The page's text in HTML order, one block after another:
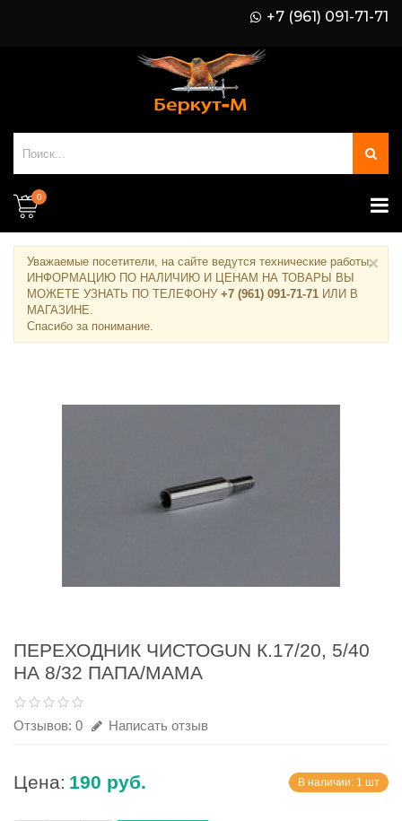
+7 (961) 091-71-71
0
Уважаемые посетители, на сайте ведутся технические работы.
ИНФОРМАЦИЮ ПО НАЛИЧИЮ И ЦЕНАМ НА ТОВАРЫ ВЫ
МОЖЕТЕ УЗНАТЬ ПО ТЕЛЕФОНУ +7 (961) 091-71-71 ИЛИ В
МАГАЗИНЕ.
Спасибо за понимание.
×
ПЕРЕХОДНИК ЧИСТОGUN К.17/20, 5/40
НА 8/32 ПАПА/МАМА
Отзывов: 0 Написать отзыв
Цена: 190 руб. В наличии: 1 шт